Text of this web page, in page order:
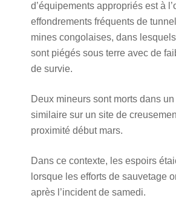
d’équipements appropriés est à
effondrements fréquents de
mines congolaises, dans
sont piégés sous terre avec de
de survie.
Deux mineurs sont morts dans
similaire sur un site de
proximité début mars.
Dans ce contexte, les espoirs
lorsque les efforts de sauvetage
après l’incident de samedi.